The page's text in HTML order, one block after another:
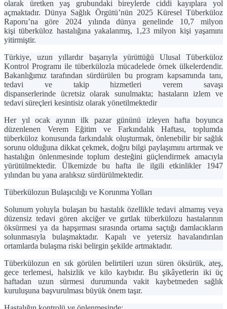
olarak üretken yaş grubundaki bireylerde ciddi kayıplara yol
açmaktadır. Dünya Sağlık Örgütü’nün 2025 Küresel Tüberküloz
Raporu’na göre 2024 yılında dünya genelinde 10,7 milyon
kişi tüberküloz hastalığına yakalanmış, 1,23 milyon kişi yaşamını
yitirmiştir.
Türkiye, uzun yıllardır başarıyla yürüttüğü Ulusal Tüberküloz
Kontrol Programı ile tüberkülozla mücadelede örnek ülkelerdendir.
Bakanlığımız tarafından sürdürülen bu program kapsamında tanı,
tedavi ve takip hizmetleri verem savaşı
dispanserlerinde ücretsizolarak sunulmakta; hastaların izlem ve
tedavi süreçleri kesintisiz olarak yönetilmektedir
Her yıl ocak ayının ilk pazar gününü izleyen hafta boyunca
düzenlenen Verem Eğitim ve Farkındalık Haftası, toplumda
tüberküloz konusunda farkındalık oluşturmak, önlenebilir bir sağlık
sorunu olduğuna dikkat çekmek, doğru bilgi paylaşımını artırmak ve
hastalığın önlenmesinde toplum desteğini güçlendirmek amacıyla
yürütülmektedir. Ülkemizde bu hafta ile ilgili etkinlikler 1947
yılından bu yana aralıksız sürdürülmektedir.
Tüberkülozun Bulaşıcılığı ve Korunma Yolları
Solunum yoluyla bulaşan bu hastalık özellikle tedavi almamış veya
düzensiz tedavi gören akciğer ve gırtlak tüberkülozu hastalarının
öksürmesi ya da hapşırması sırasında ortama saçtığı damlacıkların
solunmasıyla bulaşmaktadır. Kapalı ve yetersiz havalandırılan
ortamlarda bulaşma riski belirgin şekilde artmaktadır.
Tüberkülozun en sık görülen belirtileri uzun süren öksürük, ateş,
gece terlemesi, halsizlik ve kilo kaybıdır. Bu şikâyetlerin iki üç
haftadan uzun sürmesi durumunda vakit kaybetmeden sağlık
kuruluşuna başvurulması büyük önem taşır.